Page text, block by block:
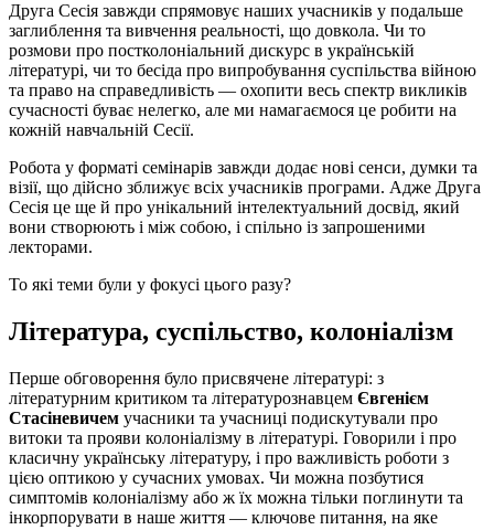
Друга Сесія завжди спрямовує наших учасників у подальше
заглиблення та вивчення реальності, що довкола. Чи то
розмови про постколоніальний дискурс в українській
літературі, чи то бесіда про випробування суспільства війною
та право на справедливість — охопити весь спектр викликів
сучасності буває нелегко, але ми намагаємося це робити на
кожній навчальній Сесії.
Робота у форматі семінарів завжди додає нові сенси, думки та
візії, що дійсно зближує всіх учасників програми. Адже Друга
Сесія це ще й про унікальний інтелектуальний досвід, який
вони створюють і між собою, і спільно із запрошеними
лекторами.
То які теми були у фокусі цього разу?
Література, суспільство, колоніалізм
Перше обговорення було присвячене літературі: з
літературним критиком та літературознавцем Євгенієм
Стасіневичем учасники та учасниці подискутували про
витоки та прояви колоніалізму в літературі. Говорили і про
класичну українську літературу, і про важливість роботи з
цією оптикою у сучасних умовах. Чи можна позбутися
симптомів колоніалізму або ж їх можна тільки поглинути та
інкорпорувати в наше життя — ключове питання, на яке